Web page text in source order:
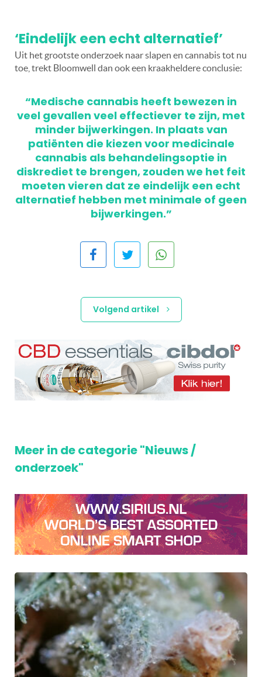
‘Eindelijk een echt alternatief’
Uit het grootste onderzoek naar slapen en cannabis tot nu
toe, trekt Bloomwell dan ook een kraakheldere conclusie:
“Medische cannabis heeft bewezen in
veel gevallen veel effectiever te zijn, met
minder bijwerkingen. In plaats van
patiënten die kiezen voor medicinale
cannabis als behandelingsoptie in
diskrediet te brengen, zouden we het feit
moeten vieren dat ze eindelijk een echt
alternatief hebben met minimale of geen
bijwerkingen.”
Volgend artikel
Meer in de categorie "Nieuws /
onderzoek"